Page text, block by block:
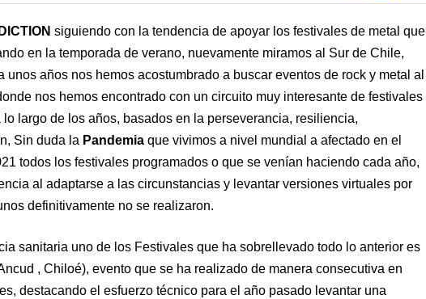
siguiendo con la tendencia de apoyar los festivales de metal que
en la temporada de verano, nuevamente miramos al Sur de Chile,
unos años nos hemos acostumbrado a buscar eventos de rock y metal al
nos hemos encontrado con un circuito muy interesante de festivales
largo de los años, basados en la perseverancia, resiliencia,
Sin duda la Pandemia que vivimos a nivel mundial a afectado en el
todos los festivales programados o que se venían haciendo cada año,
al adaptarse a las circunstancias y levantar versiones virtuales por
definitivamente no se realizaron.
sanitaria uno de los Festivales que ha sobrellevado todo lo anterior es
, Chiloé), evento que se ha realizado de manera consecutiva en
destacando el esfuerzo técnico para el año pasado levantar una